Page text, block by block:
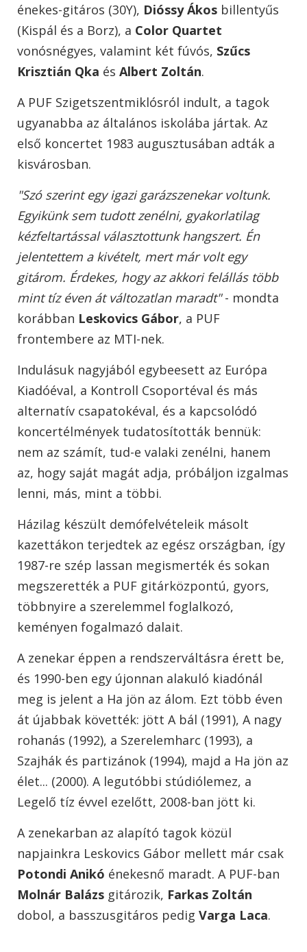
énekes-gitáros (30Y), Dióssy Ákos billentyűs
(Kispál és a Borz), a Color Quartet
vonósnégyes, valamint két fúvós, Szűcs
Krisztián Qka és Albert Zoltán.
A PUF Szigetszentmiklósról indult, a tagok
ugyanabba az általános iskolába jártak. Az
első koncertet 1983 augusztusában adták a
kisvárosban.
"Szó szerint egy igazi garázszenekar voltunk.
Egyikünk sem tudott zenélni, gyakorlatilag
kézfeltartással választottunk hangszert. Én
jelentettem a kivételt, mert már volt egy
gitárom. Érdekes, hogy az akkori felállás több
mint tíz éven át változatlan maradt"- mondta
korábban Leskovics Gábor, a PUF
frontembere az MTI-nek.
Indulásuk nagyjából egybeesett az Európa
Kiadóéval, a Kontroll Csoportéval és más
alternatív csapatokéval, és a kapcsolódó
koncertélmények tudatosították bennük:
nem az számít, tud-e valaki zenélni, hanem
az, hogy saját magát adja, próbáljon izgalmas
lenni, más, mint a többi.
Házilag készült demófelvételeik másolt
kazettákon terjedtek az egész országban, így
1987-re szép lassan megismerték és sokan
megszerették a PUF gitárközpontú, gyors,
többnyire a szerelemmel foglalkozó,
keményen fogalmazó dalait.
A zenekar éppen a rendszerváltásra érett be,
és 1990-ben egy újonnan alakuló kiadónál
meg is jelent a Ha jön az álom. Ezt több éven
át újabbak követték: jött A bál (1991), A nagy
rohanás (1992), a Szerelemharc (1993), a
Szajhák és partizánok (1994), majd a Ha jön az
élet... (2000). A legutóbbi stúdiólemez, a
Legelő tíz évvel ezelőtt, 2008-ban jött ki.
A zenekarban az alapító tagok közül
napjainkra Leskovics Gábor mellett már csak
Potondi Anikó énekesnő maradt. A PUF-ban
Molnár Balázs gitározik, Farkas Zoltán
dobol, a basszusgitáros pedig Varga Laca.